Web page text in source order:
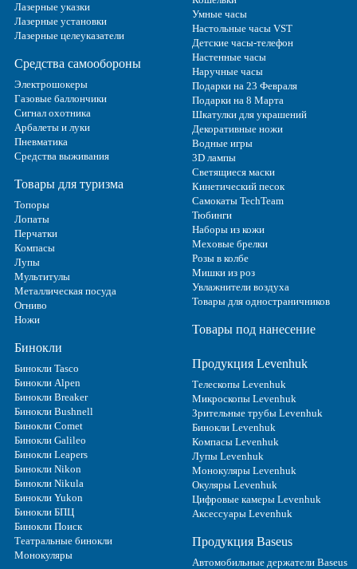
Лазерные указки
Лазерные установки
Лазерные целеуказатели
Средства самообороны
Электрошокеры
Газовые баллончики
Сигнал охотника
Арбалеты и луки
Пневматика
Средства выживания
Товары для туризма
Топоры
Лопаты
Перчатки
Компасы
Лупы
Мультитулы
Металлическая посуда
Огниво
Ножи
Бинокли
Бинокли Tasco
Бинокли Alpen
Бинокли Breaker
Бинокли Bushnell
Бинокли Comet
Бинокли Galileo
Бинокли Leapers
Бинокли Nikon
Бинокли Nikula
Бинокли Yukon
Бинокли БПЦ
Бинокли Поиск
Театральные бинокли
Монокуляры
Умные часы
Настольные часы VST
Детские часы-телефон
Настенные часы
Наручные часы
Подарки на 23 Февраля
Подарки на 8 Марта
Шкатулки для украшений
Декоративные ножи
Водные игры
3D лампы
Светящиеся маски
Кинетический песок
Самокаты TechTeam
Тюбинги
Наборы из кожи
Меховые брелки
Розы в колбе
Мишки из роз
Увлажнители воздуха
Товары для одностраничников
Товары под нанесение
Продукция Levenhuk
Телескопы Levenhuk
Микроскопы Levenhuk
Зрительные трубы Levenhuk
Бинокли Levenhuk
Компасы Levenhuk
Лупы Levenhuk
Монокуляры Levenhuk
Окуляры Levenhuk
Цифровые камеры Levenhuk
Аксессуары Levenhuk
Продукция Baseus
Автомобильные держатели Baseus